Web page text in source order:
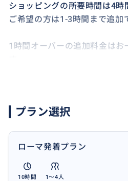
ショッピングの所要時間は4時
ご希望の方は1-3時間まで追加
1時間オーバーの追加料金はお
プラン選択
ローマ発着プラン
10時間 1〜4人